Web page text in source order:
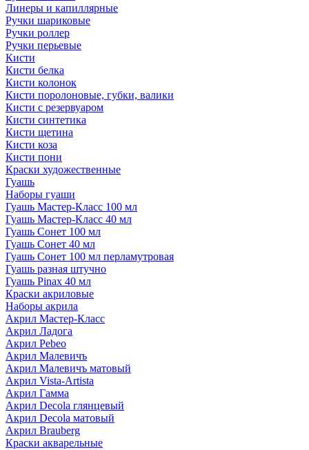
Линеры и капиллярные
Ручки шариковые
Ручки роллер
Ручки перьевые
Кисти
Кисти белка
Кисти колонок
Кисти поролоновые, губки, валики
Кисти с резервуаром
Кисти синтетика
Кисти щетина
Кисти коза
Кисти пони
Краски художественные
Гуашь
Наборы гуаши
Гуашь Мастер-Класс 100 мл
Гуашь Мастер-Класс 40 мл
Гуашь Сонет 100 мл
Гуашь Сонет 40 мл
Гуашь Сонет 100 мл перламутровая
Гуашь разная штучно
Гуашь Pinax 40 мл
Краски акриловые
Наборы акрила
Акрил Мастер-Класс
Акрил Ладога
Акрил Pebeo
Акрил Малевичъ
Акрил Малевичъ матовый
Акрил Vista-Artista
Акрил Гамма
Акрил Decola глянцевый
Акрил Decola матовый
Акрил Brauberg
Краски акварельные